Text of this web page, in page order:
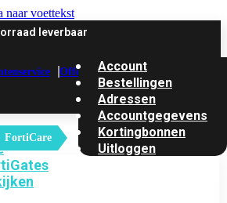
naar voettekst
leverbaar
Offerte
Account
Bestellingen
Adressen
Accountgegevens
Kortingbonnen
Uitloggen
FortiCare